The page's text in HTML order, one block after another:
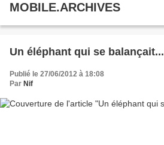
MOBILE.ARCHIVES
Un éléphant qui se balançait...
Publié le 27/06/2012 à 18:08
Par Nif